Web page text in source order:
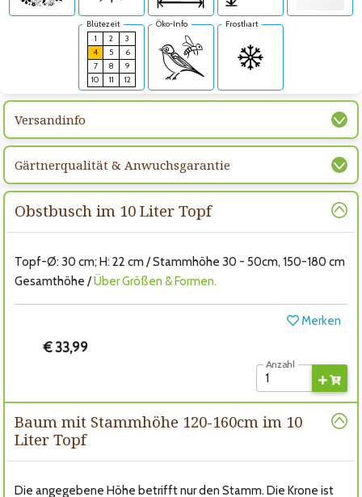
Blütezeit
1
2
3
4
5
6
7
8
9
10
11 12
Öko-Info Frosthart
Versandinfo
Gärtnerqualität & Anwuchsgarantie
Obstbusch im 10 Liter Topf
Topf-Ø: 30 cm; H: 22 cm / Stammhöhe 30 - 50cm, 150-180 cm
Gesamthöhe /Über Größen & Formen.
Merken
€ 33,99
Anzahl
Baum mit Stammhöhe 120-160cm im 10
Liter Topf
Die angegebene Höhe betrifft nur den Stamm. Die Krone ist